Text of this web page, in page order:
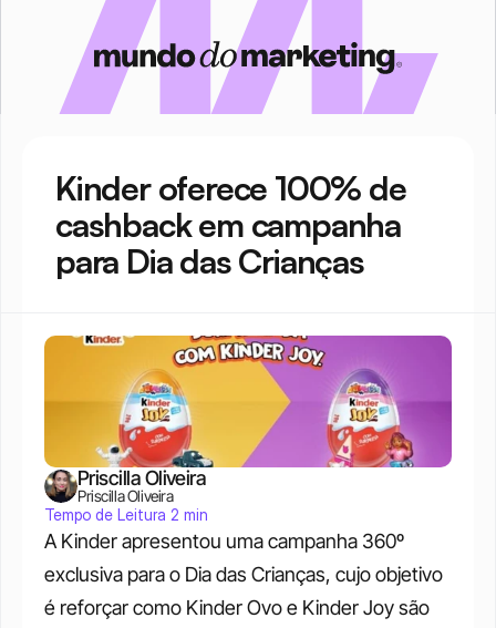
Kinder oferece 100% de
cashback em campanha
para Dia das Crianças
A Kinder apresentou uma campanha 360º
exclusiva para o Dia das Crianças, cujo objetivo
é reforçar como Kinder Ovo e Kinder Joy são
Priscilla Oliveira
Priscilla Oliveira
Tempo de Leitura 2 min